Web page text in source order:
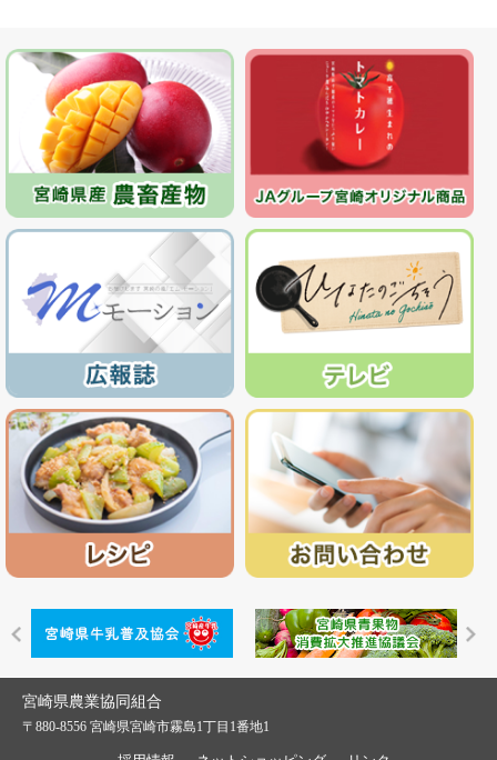
宮崎県農業協同組合
〒880-8556 宮崎県宮崎市霧島1丁目1番地1